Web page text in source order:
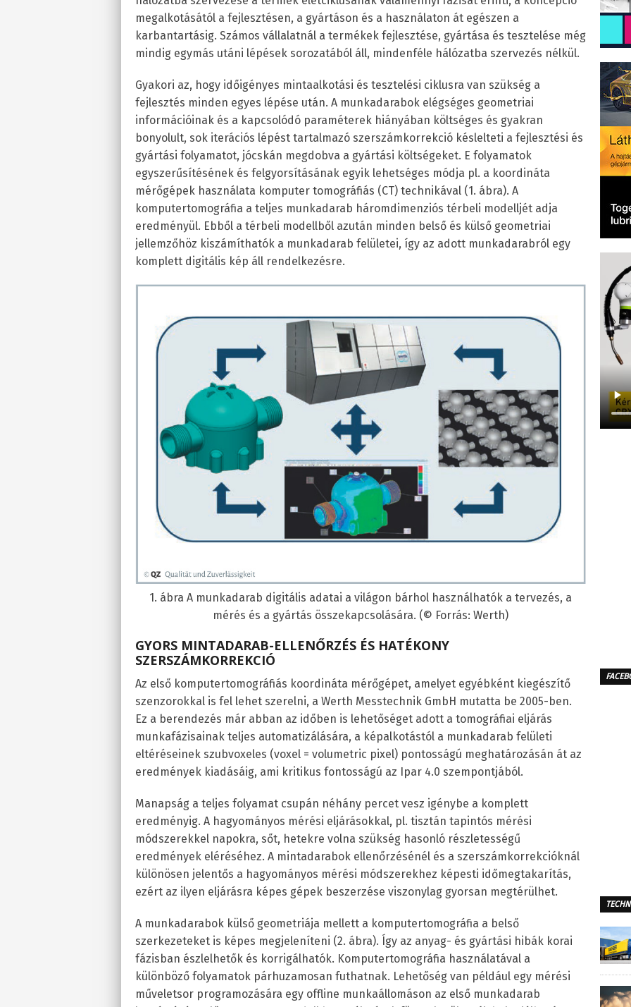
megalkotásától a fejlesztésen, a gyártáson és a használaton át egészen a
karbantartásig. Számos vállalatnál a termékek fejlesztése, gyártása és tesztelése még
mindig egymás utáni lépések sorozatából áll, mindenféle hálózatba szervezés nélkül.
Gyakori az, hogy időigényes mintaalkotási és tesztelési ciklusra van szükség a
fejlesztés minden egyes lépése után. A munkadarabok elégséges geometriai
információinak és a kapcsolódó paraméterek hiányában költséges és gyakran
bonyolult, sok iterációs lépést tartalmazó szerszámkorrekció késlelteti a fejlesztési és
gyártási folyamatot, jócskán megdobva a gyártási költségeket. E folyamatok
egyszerűsítésének és felgyorsításának egyik lehetséges módja pl. a koordináta
mérőgépek használata komputer tomográfiás (CT) technikával (1. ábra). A
komputertomográfia a teljes munkadarab háromdimenziós térbeli modelljét adja
eredményül. Ebből a térbeli modellből azután minden belső és külső geometriai
jellemzőhöz kiszámíthatók a munkadarab felületei, így az adott munkadarabról egy
komplett digitális kép áll rendelkezésre.
1. ábra A munkadarab digitális adatai a világon bárhol használhatók a tervezés, a
mérés és a gyártás összekapcsolására. (© Forrás: Werth)
GYORS MINTADARAB-ELLENŐRZÉS ÉS HATÉKONY
SZERSZÁMKORREKCIÓ
Az első komputertomográfiás koordináta mérőgépet, amelyet egyébként kiegészítő
szenzorokkal is fel lehet szerelni, a Werth Messtechnik GmbH mutatta be 2005-ben.
Ez a berendezés már abban az időben is lehetőséget adott a tomográfiai eljárás
munkafázisainak teljes automatizálására, a képalkotástól a munkadarab felületi
eltéréseinek szubvoxeles (voxel = volumetric pixel) pontosságú meghatározásán át az
eredmények kiadásáig, ami kritikus fontosságú az Ipar 4.0 szempontjából.
Manapság a teljes folyamat csupán néhány percet vesz igénybe a komplett
eredményig. A hagyományos mérési eljárásokkal, pl. tisztán tapintós mérési
módszerekkel napokra, sőt, hetekre volna szükség hasonló részletességű
eredmények eléréséhez. A mintadarabok ellenőrzésénél és a szerszámkorrekcióknál
különösen jelentős a hagyományos mérési módszerekhez képesti időmegtakarítás,
ezért az ilyen eljárásra képes gépek beszerzése viszonylag gyorsan megtérülhet.
A munkadarabok külső geometriája mellett a komputertomográfia a belső
szerkezeteket is képes megjeleníteni (2. ábra). Így az anyag- és gyártási hibák korai
fázisban észlelhetők és korrigálhatók. Komputertomográfia használatával a
különböző folyamatok párhuzamosan futhatnak. Lehetőség van például egy mérési
műveletsor programozására egy offline munkaállomáson az első munkadarab